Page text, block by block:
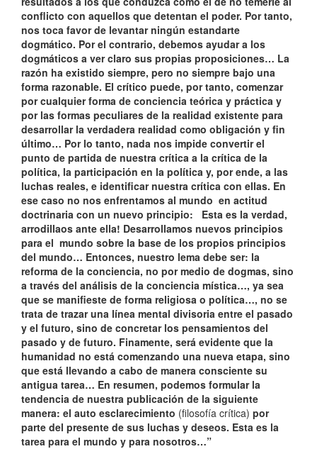
conflicto con aquellos que detentan el poder. Por tanto,
nos toca favor de levantar ningún estandarte
dogmático. Por el contrario, debemos ayudar a los
dogmáticos a ver claro sus propias proposiciones… La
razón ha existido siempre, pero no siempre bajo una
forma razonable. El crítico puede, por tanto, comenzar
por cualquier forma de conciencia teórica y práctica y
por las formas peculiares de la realidad existente para
desarrollar la verdadera realidad como obligación y fin
último… Por lo tanto, nada nos impide convertir el
punto de partida de nuestra crítica a la crítica de la
política, la participación en la política y, por ende, a las
luchas reales, e identificar nuestra crítica con ellas. En
ese caso no nos enfrentamos al mundo en actitud
doctrinaria con un nuevo principio: Esta es la verdad,
arrodillaos ante ella! Desarrollamos nuevos principios
para el mundo sobre la base de los propios principios
del mundo… Entonces, nuestro lema debe ser: la
reforma de la conciencia, no por medio de dogmas, sino
a través del análisis de la conciencia mística…, ya sea
que se manifieste de forma religiosa o política…, no se
trata de trazar una línea mental divisoria entre el pasado
y el futuro, sino de concretar los pensamientos del
pasado y de futuro. Finamente, será evidente que la
humanidad no está comenzando una nueva etapa, sino
que está llevando a cabo de manera consciente su
antigua tarea… En resumen, podemos formular la
tendencia de nuestra publicación de la siguiente
manera: el auto esclarecimiento (filosofía crítica) por
parte del presente de sus luchas y deseos. Esta es la
tarea para el mundo y para nosotros…”